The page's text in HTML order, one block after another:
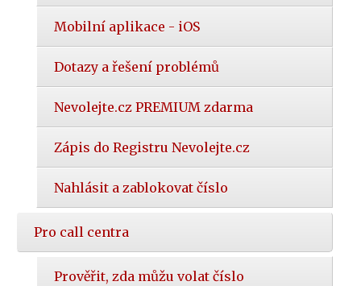
Mobilní aplikace - iOS
Dotazy a řešení problémů
Nevolejte.cz PREMIUM zdarma
Zápis do Registru Nevolejte.cz
Nahlásit a zablokovat číslo
Pro call centra
Prověřit, zda můžu volat číslo